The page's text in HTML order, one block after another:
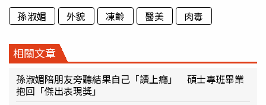
孫淑媚 外貌 凍齡 醫美 肉毒
相關文章
孫淑媚陪朋友旁聽結果自己「讀上癮」 碩士專班畢業
抱回「傑出表現獎」